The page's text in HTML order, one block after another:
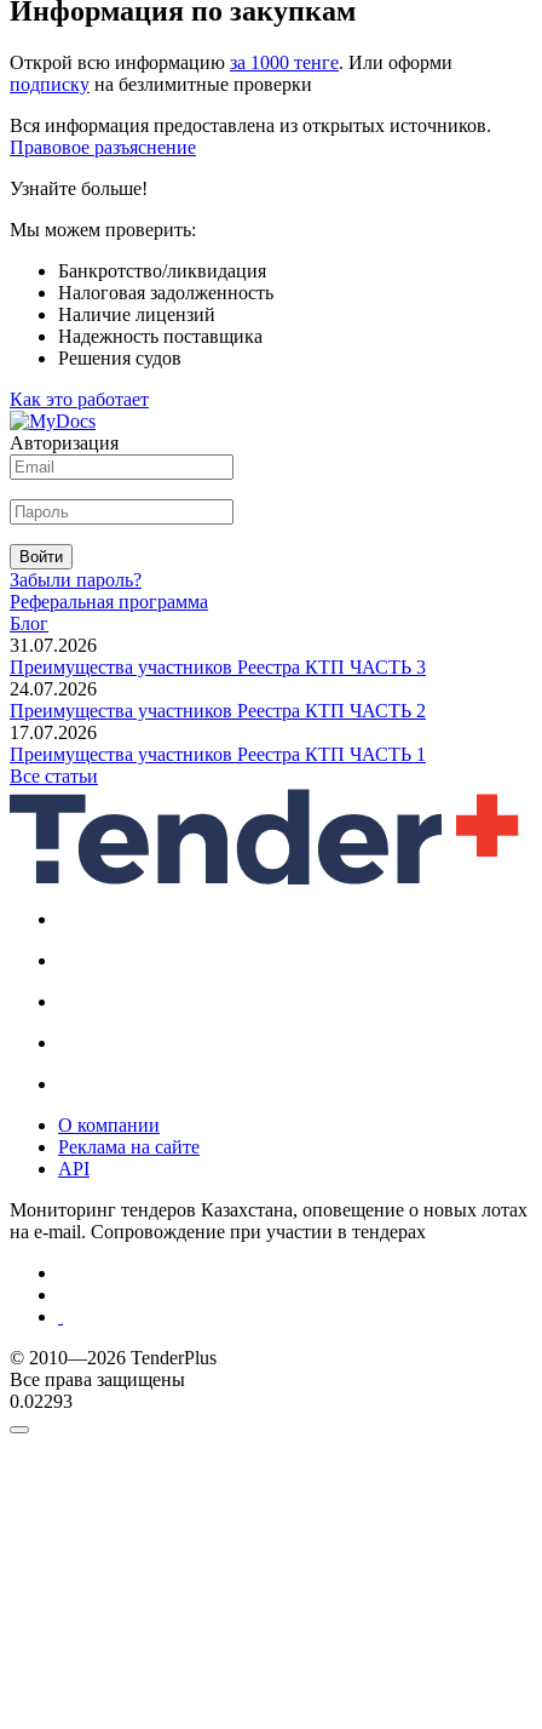
Информация по закупкам
Открой всю информацию за 1000 тенге. Или оформи
подписку на безлимитные проверки
Вся информация предоставлена из открытых источников.
Правовое разъяснение
Узнайте больше!
Мы можем проверить:
Банкротство/ликвидация
Налоговая задолженность
Наличие лицензий
Надежность поставщика
Решения судов
Как это работает
Авторизация
Войти
Забыли пароль?
Реферальная программа
Блог
31.07.2026
Преимущества участников Реестра КТП ЧАСТЬ 3
24.07.2026
Преимущества участников Реестра КТП ЧАСТЬ 2
17.07.2026
Преимущества участников Реестра КТП ЧАСТЬ 1
Все статьи
О компании
Реклама на сайте
API
Мониторинг тендеров Казахстана, оповещение о новых лотах
на e-mail. Сопровождение при участии в тендерах
© 2010—2026 TenderPlus
Все права защищены
0.02293